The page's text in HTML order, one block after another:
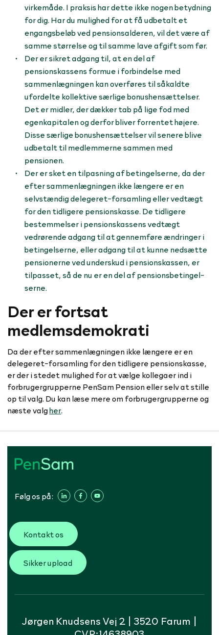
virkemåde. I praksis har dette ikke nogen betydning
for dig. Har du mulighed for at få udbetalt et
engangsbeløb ved pensionsalderen, vil det være af
samme størrelse og til samme lave afgift som før.
Der er sikret adgang til, at en del af
pensionskassens formue i forbindelse med
sammenlægningen kan overføres til såkaldte
ufordelte kollektive særlige bonus­hensættelser.
Det er midler, der dækker tab på lige fod med
egenkapitalen og derfor bliver forrentet højere.
Disse særlige bonushensættelser vil senere blive
udbetalt til medlemmerne sammen med
pensionen.
Der er sket en tilpasning af betingelserne, da der
efter sammenlægningen ikke længere er en
selvstændig delegeret-forsamling eller vedtægt
for den tidligere pensionskasse. De tidligere
bestemmelser i pensionskassens vedtægt
vedrørende adgang til at gennemføre ændringer i
betingelserne, eller adgang til at kunne nedsætte
pensionerne ved underskud i pensionskassen, er
tilpasset, så de nu er en del af pensionsbetingel­
serne.
Der er fortsat
medlemsdemokrati
Da der efter sammenlægningen ikke længere er en
delegeret-forsamling for den tidligere pensionskasse,
er der i stedet mulighed for at vælge kollegaer ind i
forbrugergrupperne PenSam Pension eller selv at stille
op til valg. Du kan læse mere om forbrugergrupperne og
næste valgher.
Følg os på:
Kontakt os
Sikker upload
Jørgen Knudsens Vej 2 | 3520 Farum |